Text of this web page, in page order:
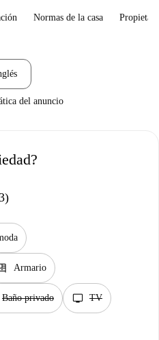
Normas de la casa
del anuncio
Armario
Baño privado tv TV